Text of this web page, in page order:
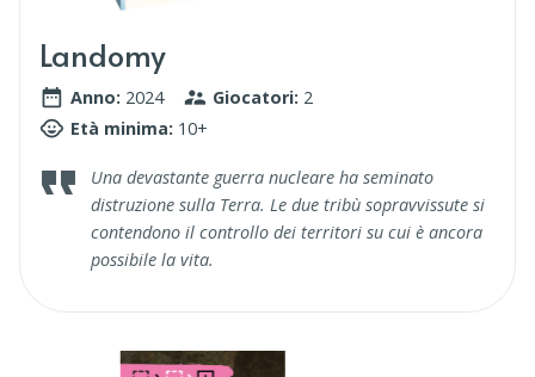
Landomy
Anno: 2024 Giocatori: 2
Età minima: 10+
Una devastante guerra nucleare ha seminato
distruzione sulla Terra. Le due tribù sopravvissute si
contendono il controllo dei territori su cui è ancora
possibile la vita.